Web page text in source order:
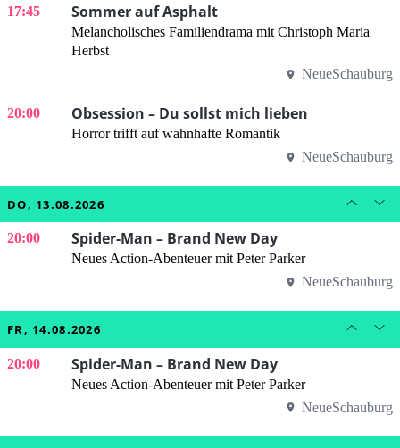
17:45 Sommer auf Asphalt
Melancholisches Familiendrama mit Christoph Maria
Herbst
NeueSchauburg
20:00 Obsession – Du sollst mich lieben
Horror trifft auf wahnhafte Romantik
NeueSchauburg
DO, 13.08.2026
20:00 Spider-Man – Brand New Day
Neues Action-Abenteuer mit Peter Parker
NeueSchauburg
FR, 14.08.2026
20:00 Spider-Man – Brand New Day
Neues Action-Abenteuer mit Peter Parker
NeueSchauburg